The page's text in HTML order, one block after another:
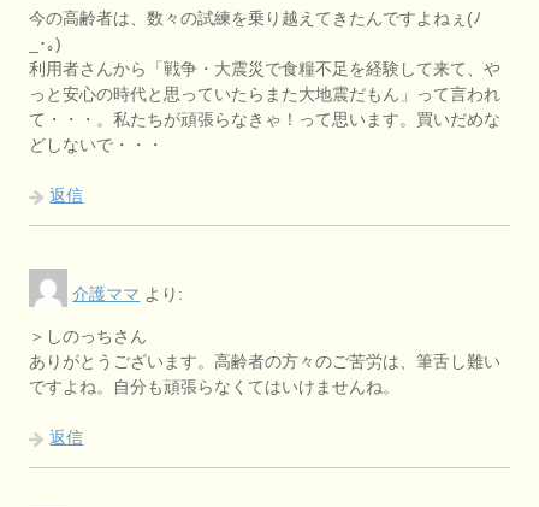
今の高齢者は、数々の試練を乗り越えてきたんですよねぇ(ﾉ
_･｡)
利用者さんから「戦争・大震災で食糧不足を経験して来て、や
っと安心の時代と思っていたらまた大地震だもん」って言われ
て・・・。私たちが頑張らなきゃ！って思います。買いだめな
どしないで・・・
返信
介護ママ より:
＞しのっちさん
ありがとうございます。高齢者の方々のご苦労は、筆舌し難い
ですよね。自分も頑張らなくてはいけませんね。
返信